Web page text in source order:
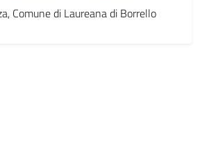
Comune di Laureana di Borrello